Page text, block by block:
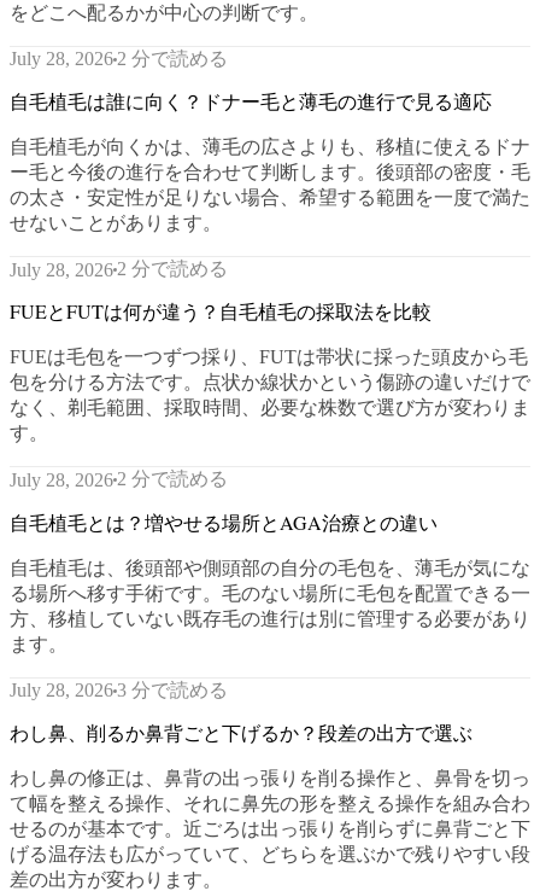
をどこへ配るかが中心の判断です。
July 28, 2026 2 分で読める
自毛植毛は誰に向く？ドナー毛と薄毛の進行で見る適応
自毛植毛が向くかは、薄毛の広さよりも、移植に使えるドナ
ー毛と今後の進行を合わせて判断します。後頭部の密度・毛
の太さ・安定性が足りない場合、希望する範囲を一度で満た
せないことがあります。
July 28, 2026 2 分で読める
FUEとFUTは何が違う？自毛植毛の採取法を比較
FUEは毛包を一つずつ採り、FUTは帯状に採った頭皮から毛
包を分ける方法です。点状か線状かという傷跡の違いだけで
なく、剃毛範囲、採取時間、必要な株数で選び方が変わりま
す。
July 28, 2026 2 分で読める
自毛植毛とは？増やせる場所とAGA治療との違い
自毛植毛は、後頭部や側頭部の自分の毛包を、薄毛が気にな
る場所へ移す手術です。毛のない場所に毛包を配置できる一
方、移植していない既存毛の進行は別に管理する必要があり
ます。
July 28, 20263 分で読める
わし鼻、削るか鼻背ごと下げるか？段差の出方で選ぶ
わし鼻の修正は、鼻背の出っ張りを削る操作と、鼻骨を切っ
て幅を整える操作、それに鼻先の形を整える操作を組み合わ
せるのが基本です。近ごろは出っ張りを削らずに鼻背ごと下
げる温存法も広がっていて、どちらを選ぶかで残りやすい段
差の出方が変わります。